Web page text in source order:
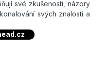
své zkušenosti, názory
svých znalostí a